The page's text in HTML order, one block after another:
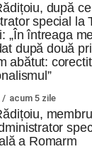
un
a ajuns
Colegiului
în Croația
WhatsApp Twitter
după
special la
„În întreaga
după două
abătut:
acum 5 zile
a Romarm